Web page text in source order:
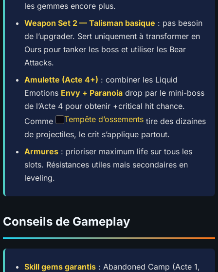
les gemmes encore plus.
Weapon Set 2 — Talisman basique : pas besoin
de l’upgrader. Sert uniquement à transformer en
Ours pour tanker les boss et utiliser les Bear
Attacks.
Amulette (Acte 4+) : combiner les Liquid
Emotions Envy + Paranoia drop par le mini-boss
de l’Acte 4 pour obtenir +critical hit chance.
Comme
Tempête d’ossements tire des dizaines
de projectiles, le crit s’applique partout.
Armures : prioriser maximum life sur tous les
slots. Résistances utiles mais secondaires en
leveling.
Conseils de Gameplay
Skill gems garantis : Abandoned Camp (Acte 1,